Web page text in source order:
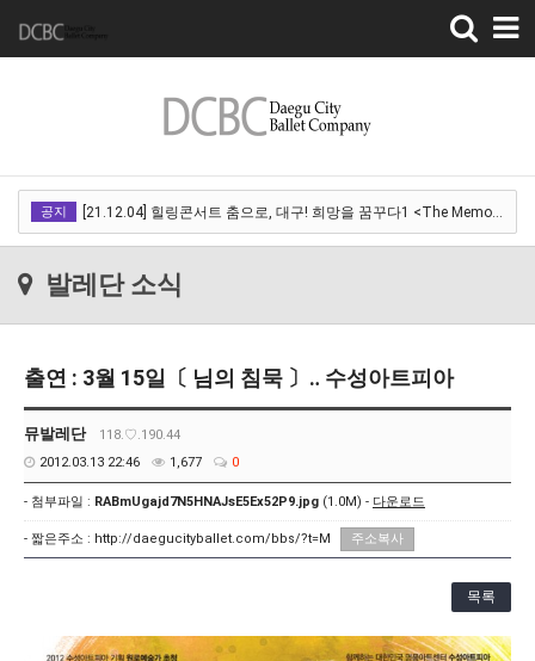
Toggle
navigation
공지 [21.12.04] 힐링콘서트 춤으로, 대구! 희망을 꿈꾸다1 <The Memory of …
[21.11.13] 호두까기인형 아양아트센터
[21.11.13] 호두까기인형 아양아트센터
[21.10.22-23] 대구국제오페라축제<아이다> 오페라하우스
발레단 소식
출연 : 3월 15일〔 님의 침묵 〕‥ 수성아트피아
뮤발레단
118.♡.190.44
2012.03.13 22:46
1,677 0
- 첨부파일 : RABmUgajd7N5HNAJsE5Ex52P9.jpg (1.0M) - 다운로드
- 짧은주소 : http://daegucityballet.com/bbs/?t=M 주소복사
목록